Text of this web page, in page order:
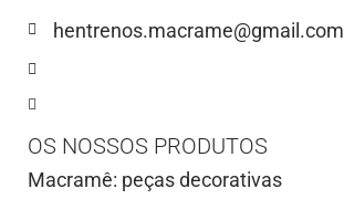
hentrenos.macrame@gmail.com
OS NOSSOS PRODUTOS
Macramê: peças decorativas